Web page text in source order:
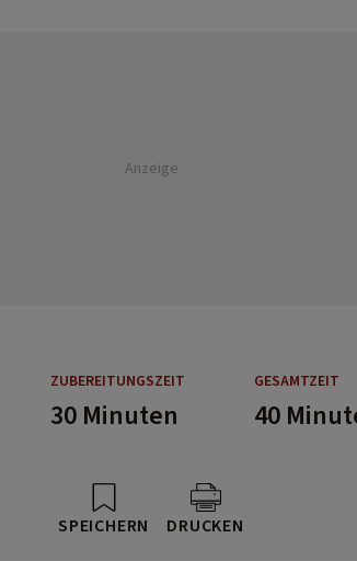
Anzeige
ZUBEREITUNGSZEIT GESAMTZEIT
30 Minuten 40
SPEICHERN DRUCKEN